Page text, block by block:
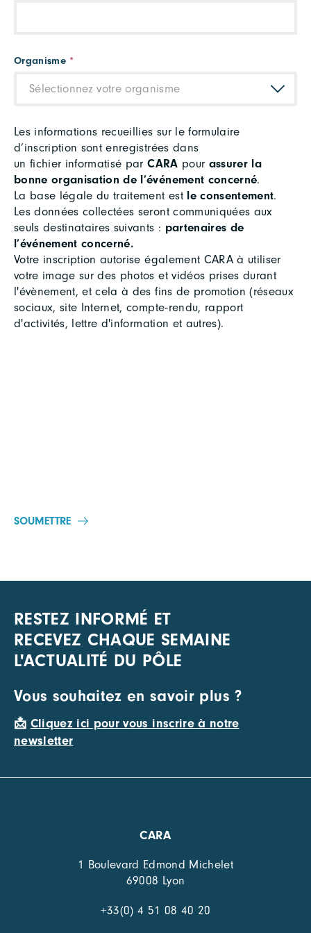
Organisme *
Sélectionnez votre organisme
Les informations recueillies sur le formulaire
d’inscription sont enregistrées dans
un fichier informatisé parCARA pour assurer la
bonne organisation de l’événement concerné.
La base légale du traitement est le consentement.
Les données collectées seront communiquées aux
seuls destinataires suivants : partenaires de
l’événement concerné.
Votre inscription autorise également CARA à utiliser
votre image sur des photos et vidéos prises durant
l'évènement, et cela à des fins de promotion (réseaux
sociaux, site Internet, compte-rendu, rapport
d'activités, lettre d'information et autres).
SOUMETTRE
RESTEZ INFORMÉ ET
RECEVEZ CHAQUE SEMAINE
L'ACTUALITÉ DU PÔLE
Vous souhaitez en savoir plus ?
📩 Cliquez ici pour vous inscrire à notre
newsletter
CARA
1 Boulevard Edmond Michelet
69008 Lyon
+33(0) 4 51 08 40 20